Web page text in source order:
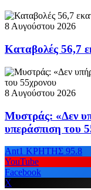
8 Αυγούστου 2026
Καταβολές 56,7
8 Αυγούστου 2026
Μυστράς: «Δεν
υπεράσπιση του
Ant1 ΚΡΗΤΗΣ 95.8
YouTube
Facebook
X